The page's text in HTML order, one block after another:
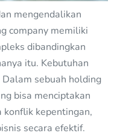
mengendalikan
company memiliki
dibandingkan
itu. Kebutuhan
sebuah holding
bisa menciptakan
kepentingan,
secara efektif.